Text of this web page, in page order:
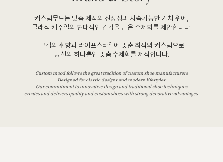
커스텀무드는 맞춤 제작의 진정성과 지속가능한 가치 위에,
클래식 캐주얼의 현대적인 감각을 담은 수제화를 제안합니다.
고객의 취향과 라이프스타일에 맞춘 최적의 커스텀으로
당신의 하나뿐인 맞춤 수제화를 제작합니다.
Custom mood follows the great tradition of custom shoe manufacturers
Designed for classic designs and modern lifestyles.
Our commitment to innovative design and traditional shoe techniques
creates and delivers quality and custom shoes with strong decorative advantages.